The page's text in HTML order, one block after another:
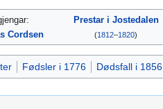
Cordsen
Prestar i Jostedalen
(1812–1820)
Fødsler i 1776 Dødsfall i 1856